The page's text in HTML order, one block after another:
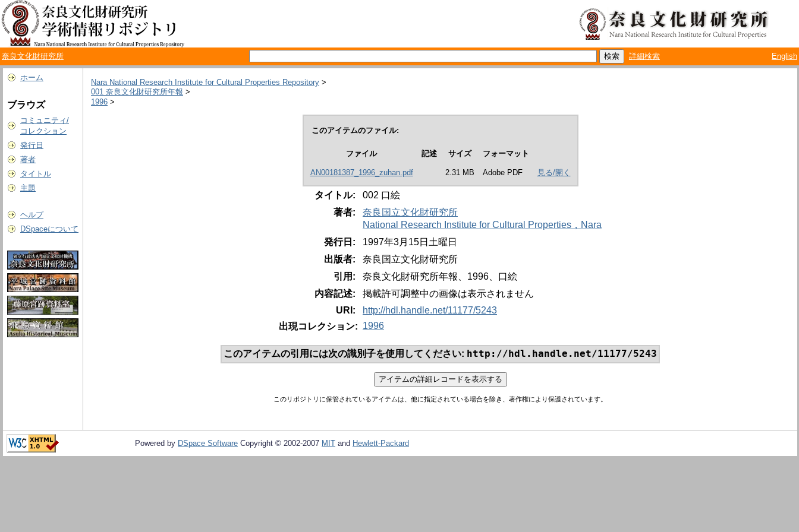
奈良文化財研究所 詳細検索 English
ホーム
ブラウズ
コミュニティ/
コレクション
発行日
著者
タイトル
主題
ヘルプ
DSpaceについて
Nara National Research Institute for Cultural Properties Repository >
001 奈良文化財研究所年報 >
1996 >
このアイテムのファイル:
ファイル 記述 サイズ フォーマット
AN00181387_1996_zuhan.pdf 2.31 MB Adobe PDF 見る/開く
タイトル:
002 口絵
著者:
奈良国立文化財研究所
National Research Institute for Cultural Properties，Nara
発行日:
1997年3月15日土曜日
出版者:
奈良国立文化財研究所
引用:
奈良文化財研究所年報、1996、口絵
内容記述:
掲載許可調整中の画像は表示されません
URI:
http://hdl.handle.net/11177/5243
出現コレクション: 1996
このアイテムの引用には次の識別子を使用してください: http://hdl.handle.net/11177/5243
このリポジトリに保管されているアイテムは、他に指定されている場合を除き、著作権により保護されています。
Powered by DSpace Software Copyright © 2002-2007 MIT and Hewlett-Packard